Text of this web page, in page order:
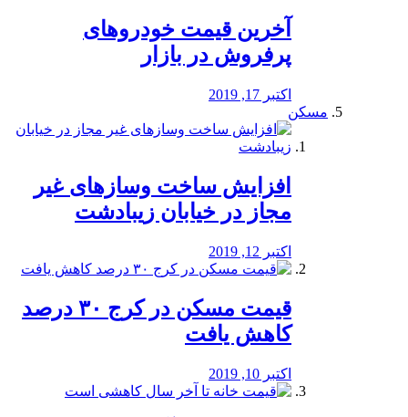
آخرین قیمت خودرو‌های
پرفروش در بازار
اکتبر 17, 2019
مسکن
افزایش ساخت وسازهای غیر
مجاز در خیابان زیبادشت
اکتبر 12, 2019
️قیمت مسکن در کرج ۳۰ درصد
کاهش یافت
اکتبر 10, 2019